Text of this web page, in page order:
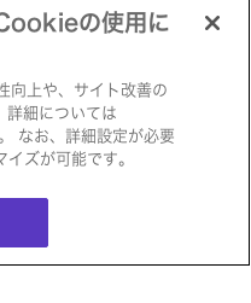
イーシー公式
サイトに移動します
の使用に
向上や、サイト改善の
詳細については
なお、詳細設定が必要
イズが可能です。